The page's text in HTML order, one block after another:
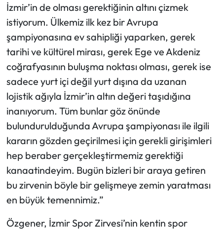
İzmir’in de olması gerektiğinin altını çizmek
istiyorum. Ülkemiz ilk kez bir Avrupa
şampiyonasına ev sahipliği yaparken, gerek
tarihi ve kültürel mirası, gerek Ege ve Akdeniz
coğrafyasının buluşma noktası olması, gerek ise
sadece yurt içi değil yurt dışına da uzanan
lojistik ağıyla İzmir’in altın değeri taşıdığına
inanıyorum. Tüm bunlar göz önünde
bulundurulduğunda Avrupa şampiyonası ile ilgili
kararın gözden geçirilmesi için gerekli girişimleri
hep beraber gerçekleştirmemiz gerektiği
kanaatindeyim. Bugün bizleri bir araya getiren
bu zirvenin böyle bir gelişmeye zemin yaratması
en büyük temennimiz.”
Özgener, İzmir Spor Zirvesi’nin kentin spor